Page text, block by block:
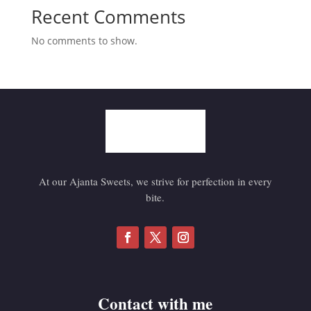
Recent Comments
No comments to show.
At our Ajanta Sweets, we strive for perfection in every
bite.
Contact with me